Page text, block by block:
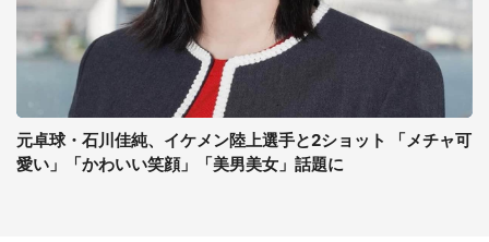
元卓球・石川佳純、イケメン陸上選手と2ショット 「メチャ可
愛い」「かわいい笑顔」「美男美女」話題に